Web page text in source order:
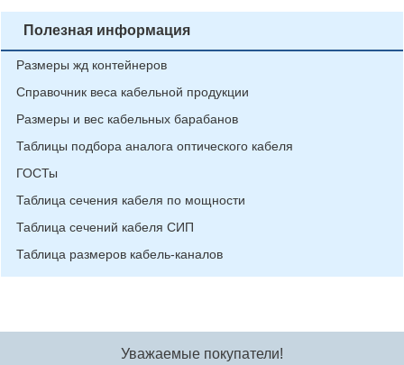
Полезная информация
Размеры жд контейнеров
Справочник веса кабельной продукции
Размеры и вес кабельных барабанов
Таблицы подбора аналога оптического кабеля
ГОСТы
Таблица сечения кабеля по мощности
Таблица сечений кабеля СИП
Таблица размеров кабель-каналов
Уважаемые покупатели!